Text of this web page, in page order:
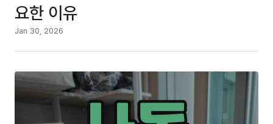
요한 이유
Jan 30, 2026